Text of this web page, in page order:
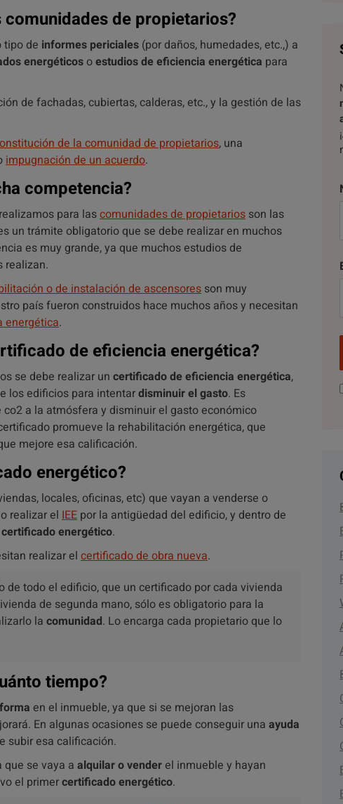
de propietarios?
tipo de informes periciales (por daños, humedades, etc.,) a
energéticosoestudios de eficiencia energética para
de fachadas, cubiertas, calderas, etc., y la gestión de las
de la comunidad de propietarios, una
impugnación de un acuerdo.
competencia?
para lascomunidades de propietarios son las
un trámite obligatorio que se debe realizar en muchos
es muy grande, ya que muchos estudios de
realizan.
o de instalación de ascensores son muy
país fueron construidos hace muchos años y necesitan
energética.
de eficiencia energética?
se debe realizar un certificado de eficiencia energética,
los edificios para intentardisminuir el gasto. Es
a la atmósfera y disminuir el gasto económico
promueve la rehabilitación energética, que
mejore esa calificación.
energético?
locales, oficinas, etc) que vayan a venderse o
realizar el IEE por la antigüedad del edificio, y dentro de
certificado energético.
realizar el certificado de obra nueva.
de todo el edificio, que un certificado por cada vivienda
de segunda mano, sólo es obligatorio para la
la comunidad. Lo encarga cada propietario que lo
tiempo?
en el inmueble, ya que si se mejoran las
En algunas ocasiones se puede conseguir una ayuda
subir esa calificación.
se vaya a alquilar o vender el inmueble y hayan
el primercertificado energético.